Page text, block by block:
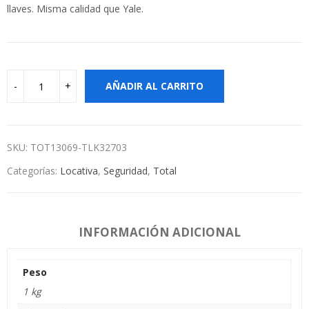
llaves. Misma calidad que Yale.
AÑADIR AL CARRITO
SKU: TOT13069-TLK32703
Categorías: Locativa, Seguridad, Total
INFORMACIÓN ADICIONAL
Peso
1 kg